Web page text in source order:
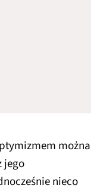
można
jego
nieco